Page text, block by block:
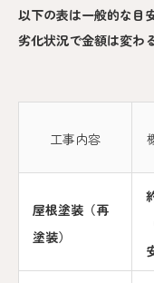
以下の表は一般的な目
劣化状況で金額は変わ
工事内容
屋根塗装（再
塗装）